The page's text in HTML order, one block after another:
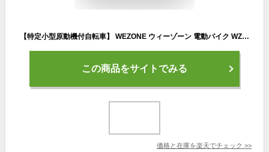
【特定小型原動機付自転車】 WEZONE ウィーゾーン 電動バイク WZ-NSEM2 公道走行可能 歩道走行可能 免許不要 折りたたみ 電動スクーター ebike イーバイク
この商品をサイトでみる
価格と在庫を楽天でチェック >>